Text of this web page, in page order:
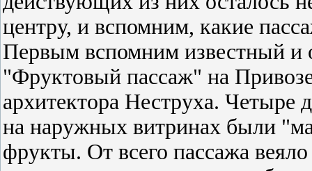
центру, и вспомним, какие
Первым вспомним известный и
"Фруктовый пассаж" на
архитектора Неструха.
на наружных витринах были
фрукты. От всего пассажа